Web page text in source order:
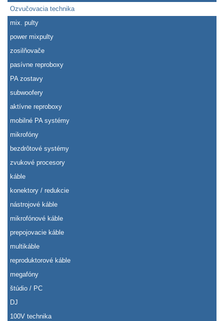
Ozvučovacia technika
mix. pulty
power mixpulty
zosilňovače
pasívne reproboxy
PA zostavy
subwoofery
aktívne reproboxy
mobilné PA systémy
mikrofóny
bezdrôtové systémy
zvukové procesory
káble
konektory / redukcie
nástrojové káble
mikrofónové káble
prepojovacie káble
multikáble
reproduktorové káble
megafóny
štúdio / PC
DJ
100V technika